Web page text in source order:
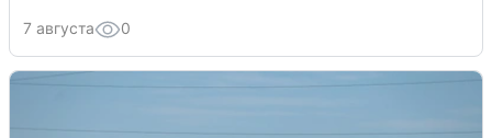
7 августа 0